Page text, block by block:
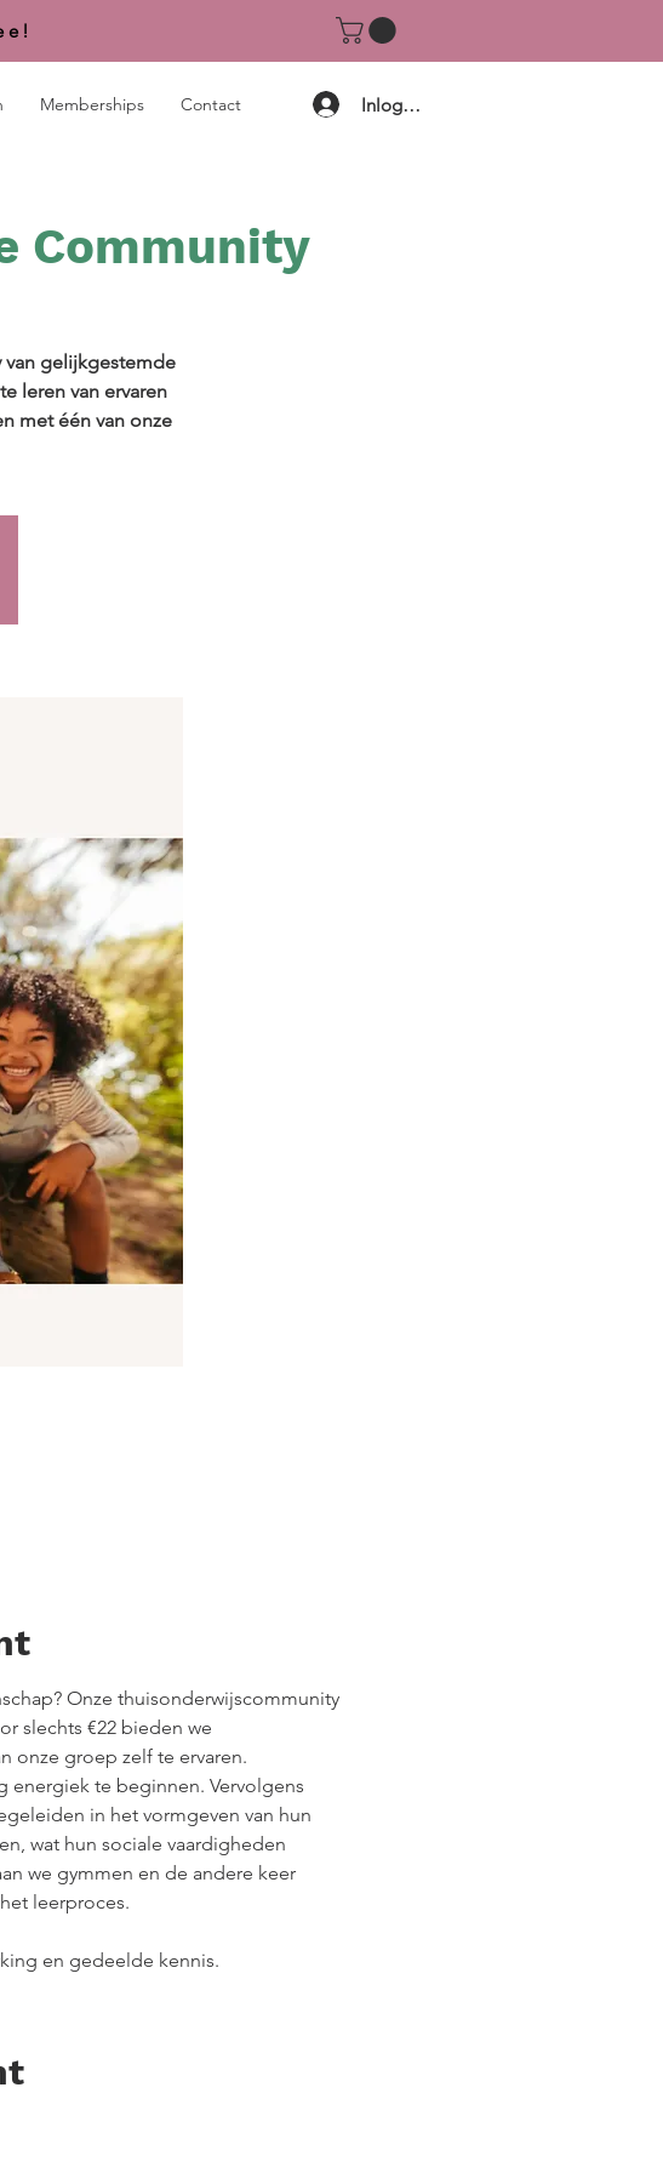
Memberships Contact Inloggen
Community
van gelijkgestemde
leren van ervaren
met één van onze
Onze thuisonderwijscommunity
slechts €22 bieden we
onze groep zelf te ervaren.
energiek te beginnen. Vervolgens
in het vormgeven van hun
wat hun sociale vaardigheden
we gymmen en de andere keer
leerproces.
en gedeelde kennis.